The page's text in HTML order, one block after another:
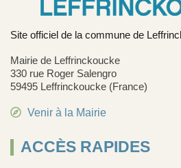
Site officiel de la commune de
Mairie de Leffrinckoucke
330 rue Roger Salengro
59495 Leffrinckoucke (France)
Venir à la Mairie
ACCÈS RAPIDES